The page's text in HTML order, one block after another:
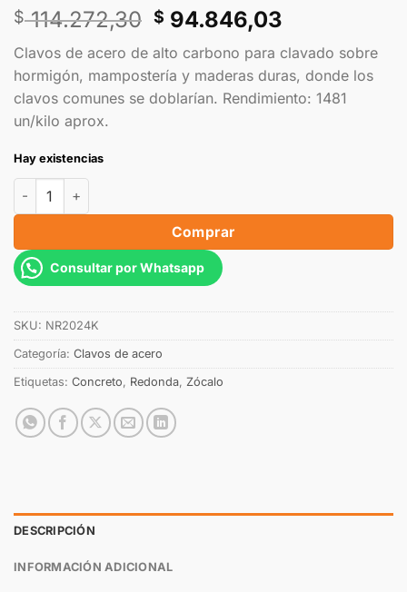
$114.272,30 $ 94.846,03
Clavos de acero de alto carbono para clavado sobre
hormigón, mampostería y maderas duras, donde los
clavos comunes se doblarían. Rendimiento: 1481
un/kilo aprox.
Hay existencias
Comprar
Consultar por Whatsapp
SKU: NR2024K
Categoría: Clavos de acero
Etiquetas: Concreto, Redonda, Zócalo
DESCRIPCIÓN
INFORMACIÓN ADICIONAL